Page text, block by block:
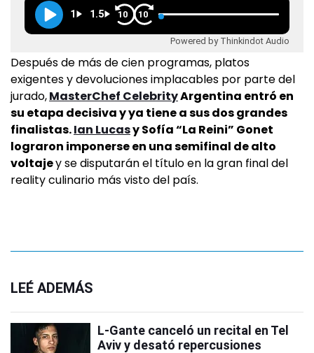
1 1.5 10 10
Powered by Thinkindot Audio
Después de más de cien programas, platos
exigentes y devoluciones implacables por parte del
jurado,MasterChef CelebrityArgentina entró en
su etapa decisiva y ya tiene a sus dos grandes
finalistas.Ian Lucasy Sofía “La Reini” Gonet
lograron imponerse en una semifinal de alto
voltajey se disputarán el título en la gran final del
reality culinario más visto del país.
LEÉ ADEMÁS
L-Gante canceló un recital en Tel
Aviv y desató repercusiones